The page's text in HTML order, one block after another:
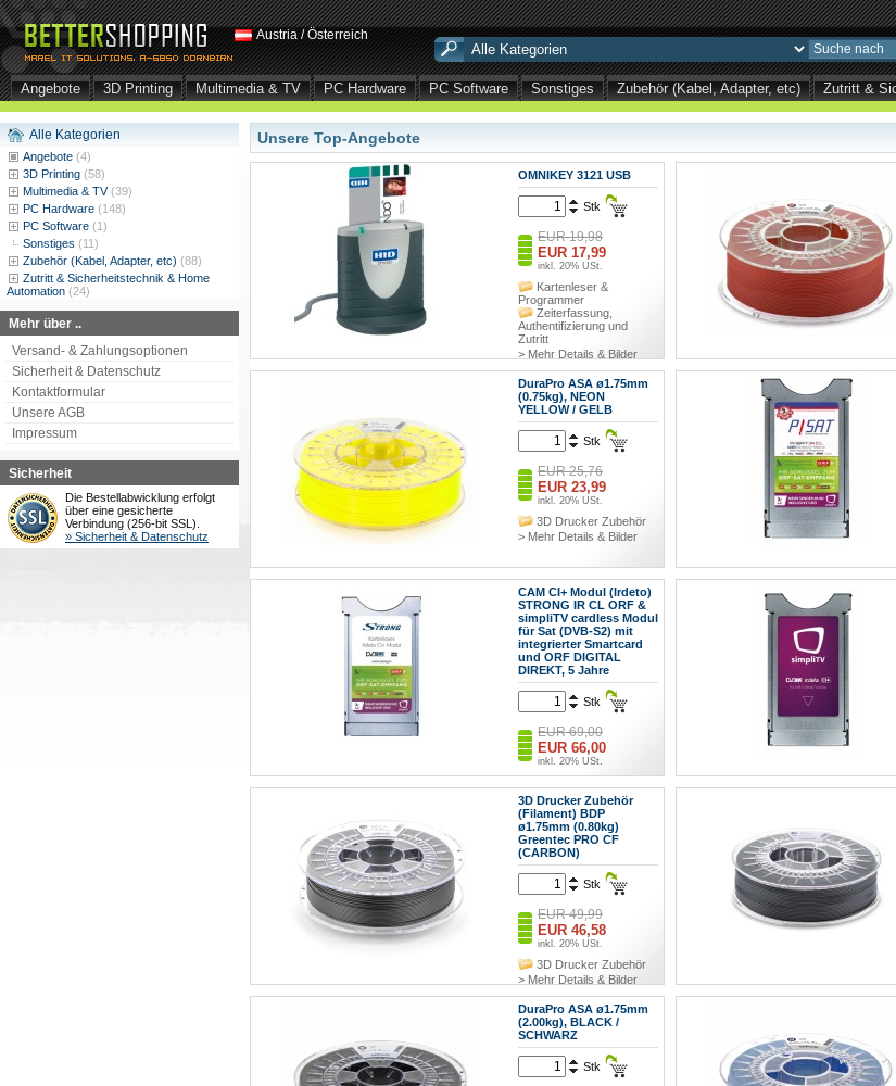
Austria / Österreich
Angebote 3D Printing Multimedia & TV PC Hardware PC Software Sonstiges Zubehör (Kabel, Adapter, etc) Zutritt &
Alle Kategorien
Angebote (4)
3D Printing (58)
Multimedia & TV (39)
PC Hardware (148)
PC Software (1)
Sonstiges (11)
Zubehör (Kabel, Adapter, etc) (88)
Zutritt & Sicherheitstechnik & Home
Automation (24)
Mehr über ..
Versand- & Zahlungsoptionen
Sicherheit & Datenschutz
Kontaktformular
Unsere AGB
Impressum
Sicherheit
Die Bestellabwicklung erfolgt
über eine gesicherte
Verbindung (256-bit SSL).
» Sicherheit & Datenschutz
Unsere Top-Angebote
OMNIKEY 3121 USB
Stk
EUR 19,98
EUR 17,99
inkl. 20% USt.
Kartenleser &
Programmer
Zeiterfassung,
Authentifizierung und
Zutritt
> Mehr Details & Bilder
DuraPro ASA ø1.75mm
(0.75kg), NEON
YELLOW / GELB
Stk
EUR 25,76
EUR 23,99
inkl. 20% USt.
3D Drucker Zubehör
> Mehr Details & Bilder
CAM CI+ Modul (Irdeto)
STRONG IR CL ORF &
simpliTV cardless Modul
für Sat (DVB-S2) mit
integrierter Smartcard
und ORF DIGITAL
DIREKT, 5 Jahre
Stk
EUR 69,00
EUR 66,00
inkl. 20% USt.
> Mehr Details & Bilder
3D Drucker Zubehör
(Filament) BDP
ø1.75mm (0.80kg)
Greentec PRO CF
(CARBON)
Stk
EUR 49,99
EUR 46,58
inkl. 20% USt.
3D Drucker Zubehör
> Mehr Details & Bilder
DuraPro ASA ø1.75mm
(2.00kg), BLACK /
SCHWARZ
Stk